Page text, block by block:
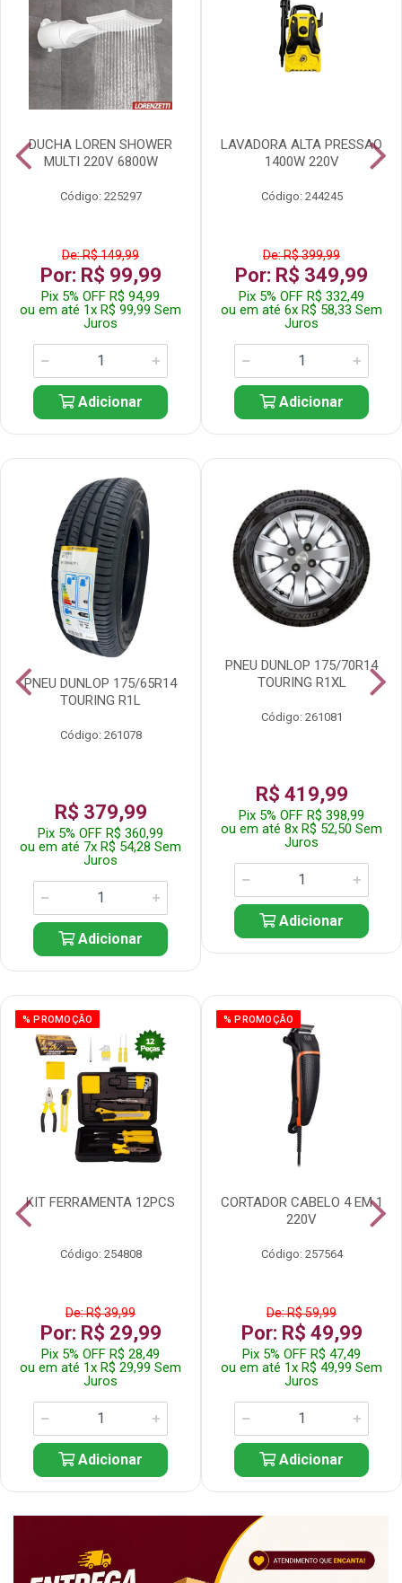
DUCHA LOREN SHOWER
MULTI 220V 6800W
Código: 225297
De: R$ 149,99
Por: R$ 99,99
Pix 5% OFF R$ 94,99
ou em até 1x R$ 99,99 Sem
Juros
Adicionar
LAVADORA ALTA PRESSAO
1400W 220V
Código: 244245
De: R$ 399,99
Por: R$ 349,99
Pix 5% OFF R$ 332,49
ou em até 6x R$ 58,33 Sem
Juros
Adicionar
PNEU DUNLOP 175/65R14
TOURING R1L
Código: 261078
R$ 379,99
Pix 5% OFF R$ 360,99
ou em até 7x R$ 54,28 Sem
Juros
Adicionar
PNEU DUNLOP 175/70R14
TOURING R1XL
Código: 261081
R$ 419,99
Pix 5% OFF R$ 398,99
ou em até 8x R$ 52,50 Sem
Juros
Adicionar
% PROMOÇÃO
KIT FERRAMENTA 12PCS
Código: 254808
De: R$ 39,99
Por: R$ 29,99
Pix 5% OFF R$ 28,49
ou em até 1x R$ 29,99 Sem
Juros
Adicionar
% PROMOÇÃO
CORTADOR CABELO 4 EM 1
220V
Código: 257564
De: R$ 59,99
Por: R$ 49,99
Pix 5% OFF R$ 47,49
ou em até 1x R$ 49,99 Sem
Juros
Adicionar